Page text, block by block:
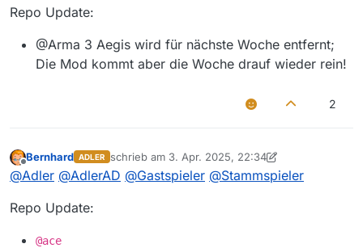
Download ~3.7GB
Folgendes Mods wurde entfernt
@DHI Uniforms and Equipment
Repo Update:
@Arma 3 Aegis wird für nächste Woche entfernt;
Die Mod kommt aber die Woche drauf wieder rein!
2
Offline
Bernhard ADLER schrieb am 3. Apr. 2025, 22:34
zuletzt editiert von Bernhard4. März 2025, 22:34
@Adler @AdlerAD @Gastspieler @Stammspieler
Repo Update:
@ace